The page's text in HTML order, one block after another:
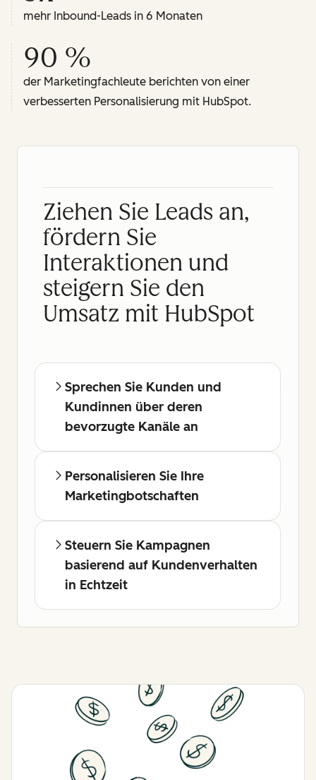
mehr Inbound-Leads in 6 Monaten
90 %
der Marketingfachleute berichten von einer
verbesserten Personalisierung mit HubSpot.
Ziehen Sie Leads an,
fördern Sie
Interaktionen und
steigern Sie den
Umsatz mit HubSpot
Sprechen Sie Kunden und
Kundinnen über deren
bevorzugte Kanäle an
Personalisieren Sie Ihre
Marketingbotschaften
Steuern Sie Kampagnen
basierend auf Kundenverhalten
in Echtzeit